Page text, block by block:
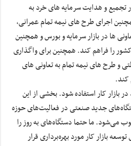
تجمیع و هدایت سرمایه های خرد به
اجرای طرح های نیمه تمام عمرانی،
ها در بازار سرمایه و بورس و همچنین
کشور را فراهم کند. همچنین برای واگذاری
و طرح های نیمه تمام به تعاونی های
کند.
بازار کار استفاده شود. بخشی از این
جدید صنعتی در فعالیت‌های حوزه
می‌شود. ما حتما دستگاه‌های به روز را
بازار کار مورد بهره‌برداری قرار